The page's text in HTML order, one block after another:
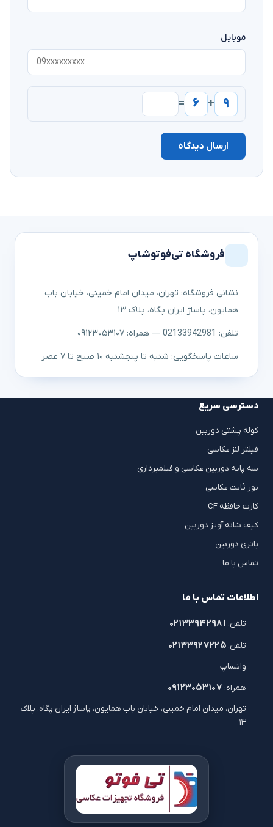
موبایل
۹ + ۶ =
ارسال دیدگاه
فروشگاه تی‌فوتوشاپ
نشانی فروشگاه: تهران، میدان امام خمینی، خیابان باب
همایون، پاساژ ایران پگاه، پلاک ۱۳
تلفن: 02133942981 — همراه: ۰۹۱۲۳۰۵۳۱۰۷
ساعات پاسخگویی: شنبه تا پنجشنبه ۱۰ صبح تا ۷ عصر
دسترسی سریع
کوله پشتی دوربین
فیلتر لنز عکاسی
سه پایه دوربین عکاسی و فیلمبرداری
نور ثابت عکاسی
کارت حافظه CF
کیف شانه آویز دوربین
باتری دوربین
تماس با ما
اطلاعات تماس با ما
تلفن: ۰۲۱۳۳۹۴۲۹۸۱
تلفن: ۰۲۱۳۳۹۲۷۲۲۵
واتساپ
همراه: ۰۹۱۲۳۰۵۳۱۰۷
تهران، میدان امام خمینی، خیابان باب همایون، پاساژ ایران پگاه، پلاک
۱۳